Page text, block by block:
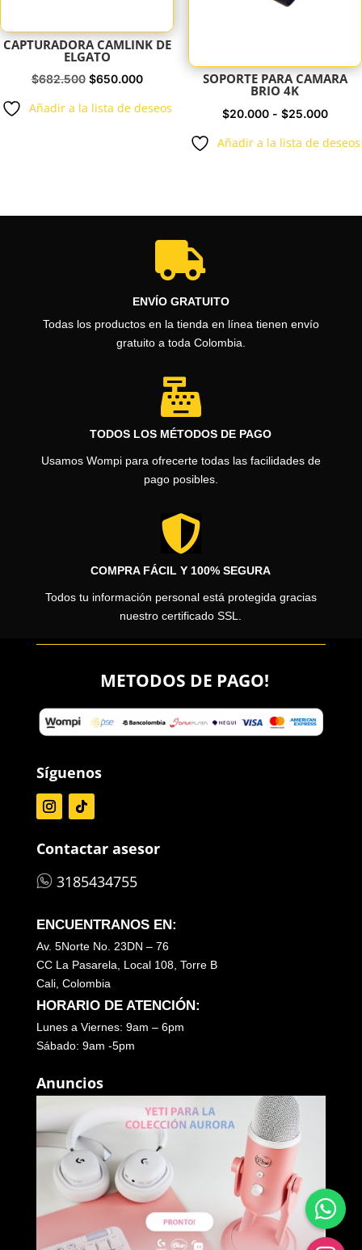
CAPTURADORA CAMLINK DE
ELGATO
$682.500 El
$650.000El
Añadir a la lista de deseos
SOPORTE PARA CAMARA
BRIO 4K
$20.000 - $25.000Rango
hasta
Añadir a la lista de deseos

ENVÍO GRATUITO
Todas los productos en la tienda en línea tienen envío
gratuito a toda Colombia.

TODOS LOS MÉTODOS DE PAGO
Usamos Wompi para ofrecerte todas las facilidades de
pago posibles.

COMPRA FÁCIL Y 100% SEGURA
Todos tu información personal está protegida gracias
nuestro certificado SSL.
METODOS DE PAGO!
Síguenos
Contactar asesor
3185434755
ENCUENTRANOS EN:
Av. 5Norte No. 23DN – 76
CC La Pasarela, Local 108, Torre B
Cali, Colombia
HORARIO DE ATENCIÓN:
Lunes a Viernes: 9am – 6pm
Sábado: 9am -5pm
Anuncios